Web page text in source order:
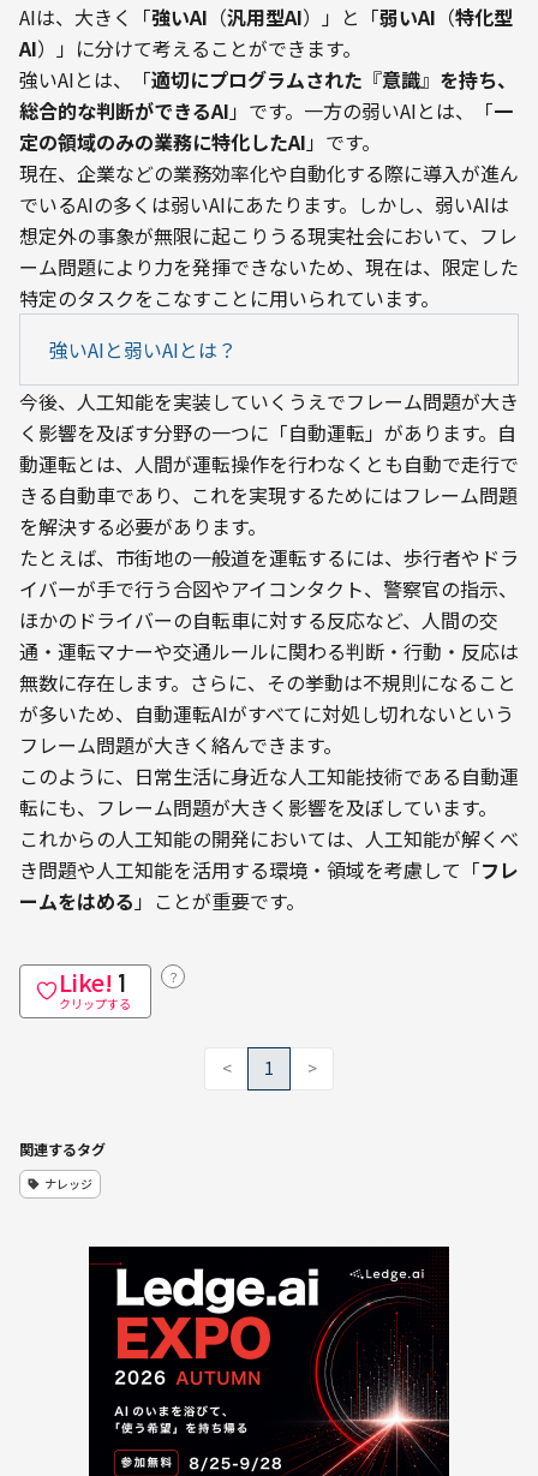
AIは、大きく「強いAI （汎用型AI）」と「弱いAI （特化型
AI）」に分けて考えることができます。
強いAIとは、「適切にプログラムされた 『意識』 を持ち、
総合的な判断ができるAI 」です。一方の弱いAIとは、「一
定の領域のみの業務に特化したAI 」です。
現在、企業などの業務効率化や自動化する際に導入が進ん
でいるAIの多くは弱いAIにあたります。しかし、弱いAIは
想定外の事象が無限に起こりうる現実社会において、フレ
ーム問題により力を発揮できないため、現在は、限定した
特定のタスクをこなすことに用いられています。
強いAIと弱いAIとは？
今後、人工知能を実装していくうえでフレーム問題が大き
く影響を及ぼす分野の一つに「自動運転」があります。自
動運転とは、人間が運転操作を行わなくとも自動で走行で
きる自動車であり、これを実現するためにはフレーム問題
を解決する必要があります。
たとえば、市街地の一般道を運転するには、歩行者やドラ
イバーが手で行う合図やアイコンタクト、警察官の指示、
ほかのドライバーの自転車に対する反応など、人間の交
通・運転マナーや交通ルールに関わる判断・行動・反応は
無数に存在します。さらに、その挙動は不規則になること
が多いため、自動運転AIがすべてに対処し切れないという
フレーム問題が大きく絡んできます。
このように、日常生活に身近な人工知能技術である自動運
転にも、フレーム問題が大きく影響を及ぼしています。
これからの人工知能の開発においては、人工知能が解くべ
き問題や人工知能を活用する環境・領域を考慮して「フレ
ームをはめる 」ことが重要です。
Like! 1
クリップする
？
< 1 >
関連するタグ
ナレッジ